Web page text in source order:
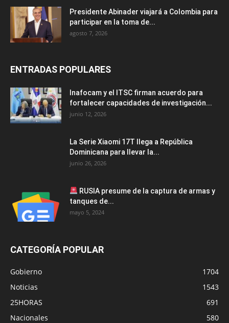
Presidente Abinader viajará a Colombia para
participar en la toma de...
agosto 7, 2026
ENTRADAS POPULARES
Inafocam y el ITSC firman acuerdo para
fortalecer capacidades de investigación...
junio 12, 2026
La Serie Xiaomi 17T llega a República
Dominicana para llevar la...
junio 26, 2026
RUSIA presume de la captura de armas y
tanques de...
mayo 5, 2024
CATEGORÍA POPULAR
Gobierno
1704
Noticias
1543
25HORAS
691
Nacionales
580